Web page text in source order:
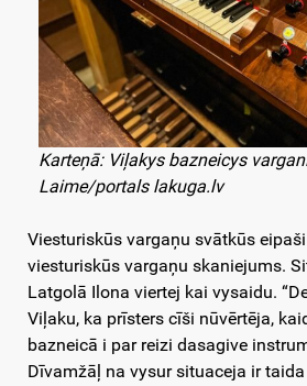
Karteņā: Viļakys bazneicys
Laime/portals lakuga.lv
Viesturiskūs vargaņu svātkūs
viesturiskūs vargaņu skaniejums.
Latgolā Ilona viertej kai vysaidu.
Viļaku, ka prīsters cīši nūvērtēja,
bazneicā i par reizi dasagive
Dīvamžāļ na vysur situaceja ir